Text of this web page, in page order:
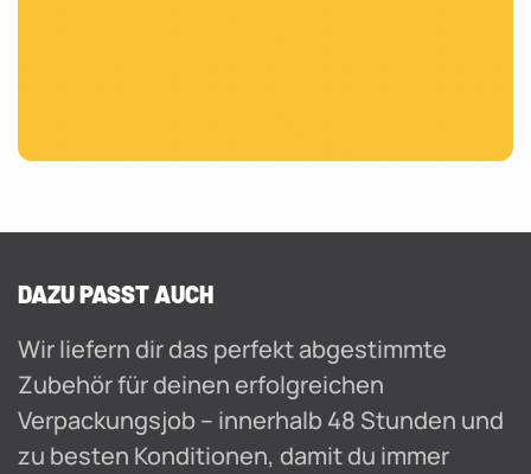
DAZU PASST AUCH
Wir liefern dir das perfekt abgestimmte
Zubehör für deinen erfolgreichen
Verpackungsjob – innerhalb 48 Stunden und
zu besten Konditionen, damit du immer